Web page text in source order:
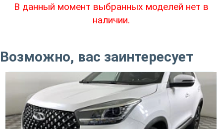
В данный момент выбранных моделей нет в
наличии.
Возможно, вас заинтересует